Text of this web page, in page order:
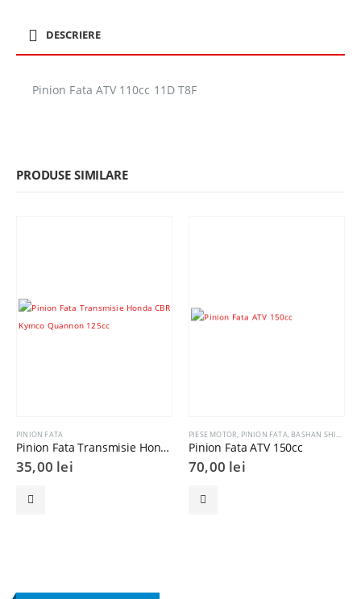
DESCRIERE
Pinion Fata ATV 110cc 11D T8F
PRODUSE SIMILARE
PINION FATA
Pinion Fata Transmisie Honda CBR Kymco Quannon 125cc
35,00 lei
PIESE MOTOR, PINION FATA, BASHAN SHINERAY ZONGSHEN LONCIN
Pinion Fata ATV 150cc
70,00 lei